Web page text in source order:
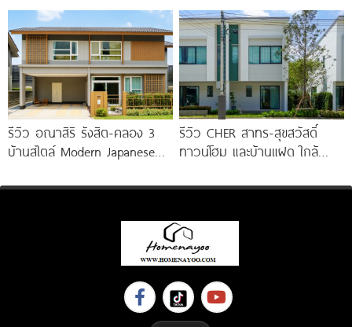
รีวิว อณาสิริ รังสิต-คลอง 3
บ้านสไตล์ Modern Japanese
รีวิว CHER สาทร-สุขสวัสดิ์
ทาวน์โฮม และบ้านแฝด ใกล้
ใต้ สถานีแยกประชาอุทิศ เริ่ม